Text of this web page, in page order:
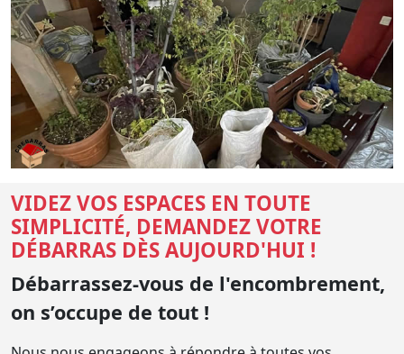
VIDEZ VOS ESPACES EN TOUTE
SIMPLICITÉ, DEMANDEZ VOTRE
DÉBARRAS DÈS AUJOURD'HUI !
Débarrassez-vous de l'encombrement,
on s’occupe de tout !